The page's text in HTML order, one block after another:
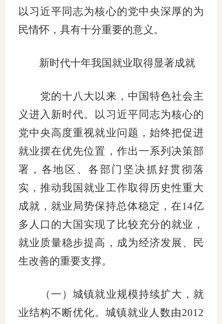
风险管
培训学
投资者
上市品
以习近平同志为核心的党中央深厚的为
民情怀，具有十分重要的意义。
新时代十年我国就业取得显著成就
党的十八大以来，中国特色社会主
义进入新时代。以习近平同志为核心的
党中央高度重视就业问题，始终把促进
就业摆在优先位置，作出一系列决策部
署，各地区、各部门坚决抓好贯彻落
实，推动我国就业工作取得历史性重大
成就，就业局势保持总体稳定，在14亿
多人口的大国实现了比较充分的就业，
就业质量稳步提高，成为经济发展、民
生改善的重要支撑。
（一）城镇就业规模持续扩大，就
业结构不断优化。城镇就业人数由2012
渠
道